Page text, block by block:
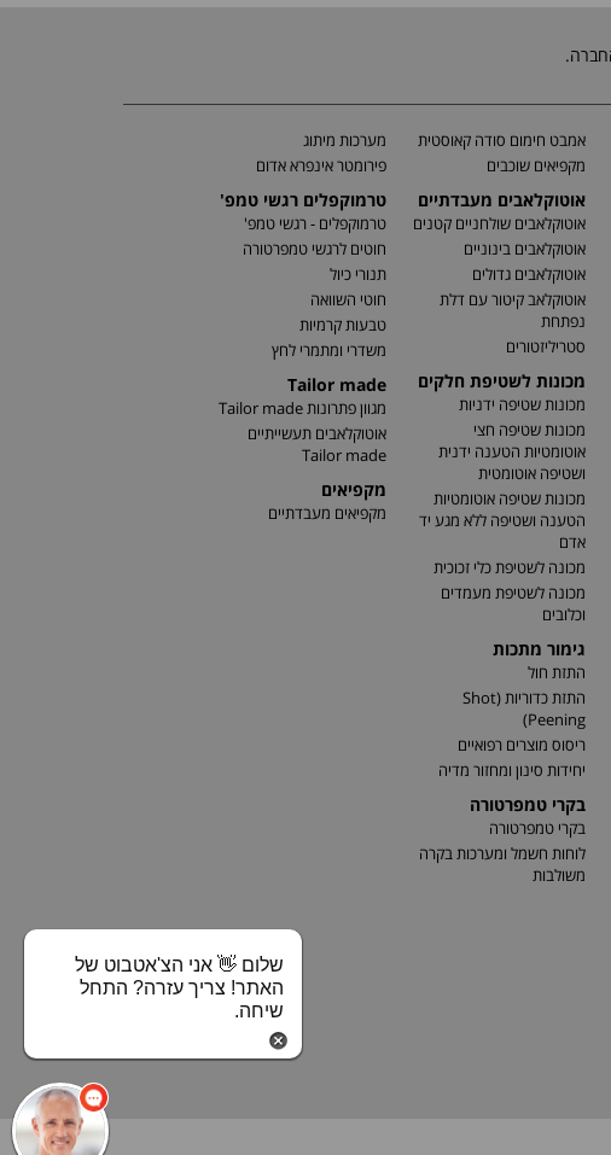
אמבט חימום סודה קאוסטית
מקפיאים שוכבים
אוטוקלאבים מעבדתיים
אוטוקלאבים שולחניים קטנים
אוטוקלאבים בינוניים
אוטוקלאבים גדולים
אוטוקלאב קיטור עם דלת
נפתחת
סטריליזטורים
מכונות לשטיפת חלקים
מכונות שטיפה ידניות
מכונות שטיפה חצי
אוטומטיות הטענה ידנית
ושטיפה אוטומטית
מכונות שטיפה אוטומטיות
הטענה ושטיפה ללא מגע יד
אדם
מכונה לשטיפת כלי זכוכית
מכונה לשטיפת מעמדים
וכלובים
גימור מתכות
התזת חול
התזת כדוריות (Shot
Peening)
ריסוס מוצרים רפואיים
יחידות סינון ומחזור מדיה
בקרי טמפרטורה
בקרי טמפרטורה
לוחות חשמל ומערכות בקרה
משולבות
מערכות מיתוג
פירומטר אינפרא אדום
טרמוקפלים רגשי טמפ'
טרמוקפלים - רגשי טמפ'
חוטים לרגשי טמפרטורה
תנורי כיול
חוטי השוואה
טבעות קרמיות
משדרי ומתמרי לחץ
Tailor made
מגוון פתרונות Tailor made
אוטוקלאבים תעשייתיים
Tailor made
מקפיאים
מקפיאים מעבדתיים
שלום 👋 אני הצ'אטבוט של
האתר! צריך עזרה? התחל
שיחה.